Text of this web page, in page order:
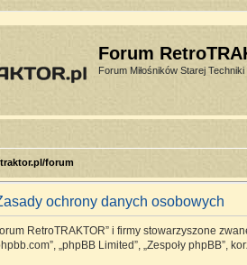
Forum
Forum Miłośników Starej
forum
ochrony danych osobowych
RetroTRAKTOR” i firmy stowarzyszone
„phpBB Limited”, „Zespoły